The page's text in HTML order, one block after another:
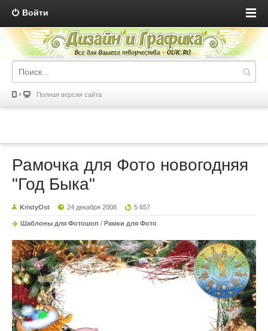
Войти
Полная версия сайта
Рамочка для Фото новогодняя
"Год Быка"
KristyOst 24 декабря 2008 5 657
Шаблоны для Фотошоп / Рамки для Фото